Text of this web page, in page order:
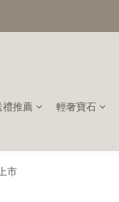
禮推薦 輕奢寶石
市